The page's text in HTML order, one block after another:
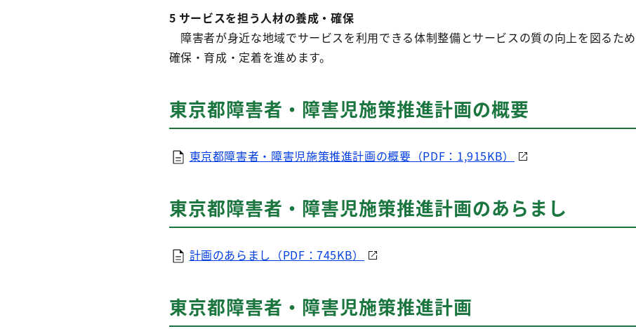
5 サービスを担う人材の養成・確保
障害者が身近な地域でサービスを利用できる体制整備とサービスの質の向上を図るた
確保・育成・定着を進めます。
東京都障害者・障害児施策推進計画の概要
東京都障害者・障害児施策推進計画の概要（PDF：1,915KB）
東京都障害者・障害児施策推進計画のあらまし
計画のあらまし（PDF：745KB）
東京都障害者・障害児施策推進計画